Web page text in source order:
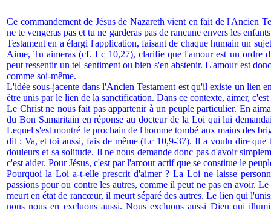
Ce commandement de Jésus de Nazareth vient en fait de l'Ancien
ne te vengeras pas et tu ne garderas pas de rancune envers les
Testament en a élargi l'application, faisant de chaque humain un
Aime, Tu aimeras (cf. Lc 10,27), clarifie que l'amour est un ordre
peut ressentir un tel sentiment ou bien s'en abstenir. L'amour est
comme soi-même.
L'idée sous-jacente dans l'Ancien Testament est qu'il existe un lien
être unis par le lien de la sanctification. Dans ce contexte, aimer,
Le Christ ne nous fait pas appartenir à un peuple particulier. En
du Bon Samaritain en réponse au docteur de la Loi qui lui
Lequel s'est montré le prochain de l'homme tombé aux mains des
dit : Va, et toi aussi, fais de même (Lc 10,9-37). Il a voulu dire que
douleurs et sa solitude. Il ne nous demande donc pas d'avoir
c'est aider. Pour Jésus, c'est par l'amour actif que se constitue le
Pourquoi la Loi a-t-elle prescrit d'aimer ? La Loi ne laisse
passions pour ou contre les autres, comme il peut ne pas en avoir.
meurt en état de rancœur, il meurt séparé des autres. Le lien qui
nous nous en excluons aussi. Nous excluons aussi Dieu qui